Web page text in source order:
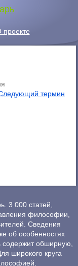
проекте
термин
3 000 статей,
философии,
Сведения
об особенностях
содержит обширную,
широкого круга